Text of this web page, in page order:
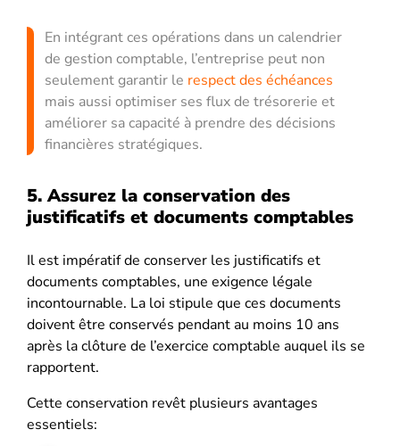
En intégrant ces opérations dans un calendrier
de gestion comptable, l’entreprise peut non
seulement garantir le respect des échéances
mais aussi optimiser ses flux de trésorerie et
améliorer sa capacité à prendre des décisions
financières stratégiques.
5. Assurez la conservation des
justificatifs et documents comptables
Il est impératif de conserver les justificatifs et
documents comptables, une exigence légale
incontournable. La loi stipule que ces documents
doivent être conservés pendant au moins 10 ans
après la clôture de l’exercice comptable auquel ils se
rapportent.
Cette conservation revêt plusieurs avantages
essentiels: